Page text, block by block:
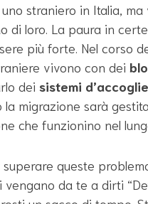
straniero in Italia,
di loro. La paura in
più forte. Nel corso
vivono con dei
dei sistemi
migrazione sarà
che funzionino nel
queste
da te a dirti